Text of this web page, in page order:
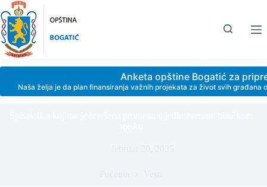
Skip
to
content
Anketa opštine Bogatić za
Naša želja je da plan finansiranja važnih projekata za život svih